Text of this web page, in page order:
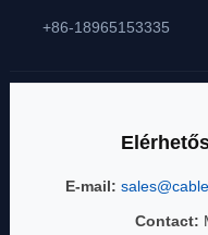
+86-18965153335
E-mail:
Contact: